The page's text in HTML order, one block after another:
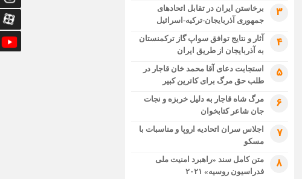
3
برخاستن ایران در تقابل اتحادهای
جمهوری آذربایجان-ترکیه-اسرائیل
4
آثار و نتایج توافق سواپ گاز ترکمنستان
به آذربایجان از طریق ایران
5
استجابت دعای آقا محمد خان قاجار در
طلب حق مرگ برای کاترین کبیر
6
مرگ شاه قاجار به دلیل خربزه و نجات
جان شاعر کتابخوان
7
اجلاس سران اتحادیه اروپا و مناسبات با
مسکو
8
متن کامل سند «راهبرد امنیت ملی
فدراسیون روسیه» ۲۰۲۱